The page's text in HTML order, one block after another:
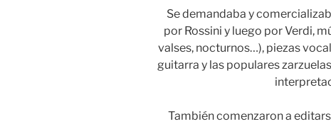
Se demandaba y
por Rossini y luego por Verdi,
valses, nocturnos…), piezas
guitarra y las populares
También comenzaron a